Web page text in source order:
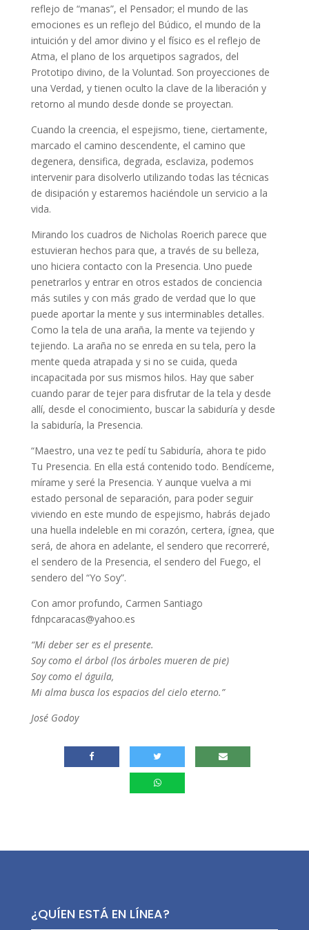
reflejo de “manas”, el Pensador; el mundo de las
emociones es un reflejo del Búdico, el mundo de la
intuición y del amor divino y el físico es el reflejo de
Atma, el plano de los arquetipos sagrados, del
Prototipo divino, de la Voluntad. Son proyecciones de
una Verdad, y tienen oculto la clave de la liberación y
retorno al mundo desde donde se proyectan.
Cuando la creencia, el espejismo, tiene, ciertamente,
marcado el camino descendente, el camino que
degenera, densifica, degrada, esclaviza, podemos
intervenir para disolverlo utilizando todas las técnicas
de disipación y estaremos haciéndole un servicio a la
vida.
Mirando los cuadros de Nicholas Roerich parece que
estuvieran hechos para que, a través de su belleza,
uno hiciera contacto con la Presencia. Uno puede
penetrarlos y entrar en otros estados de conciencia
más sutiles y con más grado de verdad que lo que
puede aportar la mente y sus interminables detalles.
Como la tela de una araña, la mente va tejiendo y
tejiendo. La araña no se enreda en su tela, pero la
mente queda atrapada y si no se cuida, queda
incapacitada por sus mismos hilos. Hay que saber
cuando parar de tejer para disfrutar de la tela y desde
allí, desde el conocimiento, buscar la sabiduría y desde
la sabiduría, la Presencia.
“Maestro, una vez te pedí tu Sabiduría, ahora te pido
Tu Presencia. En ella está contenido todo. Bendíceme,
mírame y seré la Presencia. Y aunque vuelva a mi
estado personal de separación, para poder seguir
viviendo en este mundo de espejismo, habrás dejado
una huella indeleble en mi corazón, certera, ígnea, que
será, de ahora en adelante, el sendero que recorreré,
el sendero de la Presencia, el sendero del Fuego, el
sendero del “Yo Soy”.
Con amor profundo, Carmen Santiago
fdnpcaracas@yahoo.es
“Mi deber ser es el presente.
Soy como el árbol (los árboles mueren de pie)
Soy como el águila,
Mi alma busca los espacios del cielo eterno.”
José Godoy
¿QUÍEN ESTÁ EN LÍNEA?